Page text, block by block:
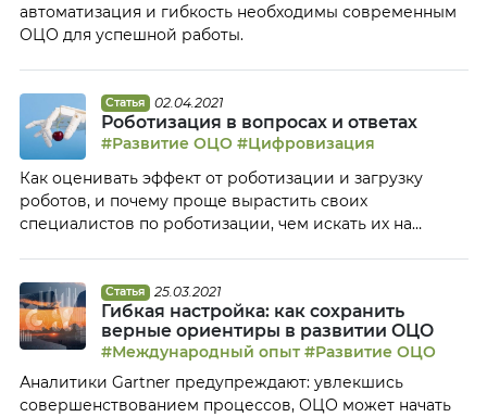
автоматизация и гибкость необходимы современным
ОЦО для успешной работы.
Статья 02.04.2021
Роботизация в вопросах и ответах
#Развитие ОЦО #Цифровизация
Как оценивать эффект от роботизации и загрузку
роботов, и почему проще вырастить своих
специалистов по роботизации, чем искать их на
Статья 25.03.2021
Гибкая настройка: как сохранить
верные ориентиры в развитии ОЦО
#Международный опыт #Развитие ОЦО
Аналитики Gartner предупреждают: увлекшись
совершенствованием процессов, ОЦО может начать